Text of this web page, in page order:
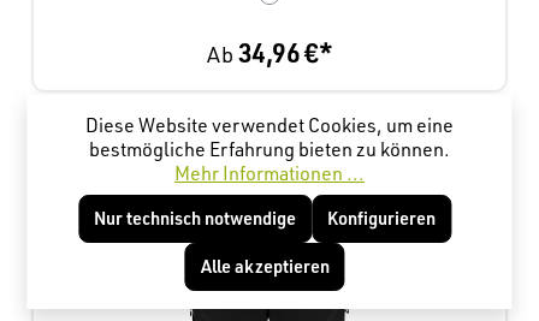
Ab 34,96 €*
Produktgalerie überspringen
Kunden haben sich ebenfalls angesehen
Diese Website verwendet Cookies, um eine
bestmögliche Erfahrung bieten zu können.
Mehr Informationen ...
Nur technisch notwendige Konfigurieren
Alle akzeptieren